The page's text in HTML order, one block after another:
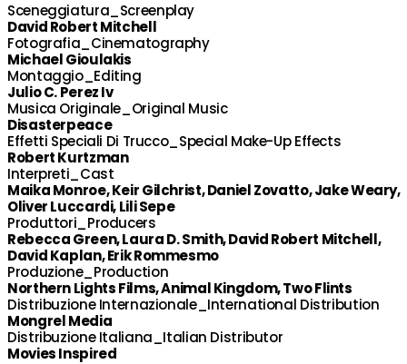
Sceneggiatura_Screenplay
David Robert Mitchell
Fotografia_Cinematography
Michael Gioulakis
Montaggio_Editing
Julio C. Perez Iv
Musica Originale_Original Music
Disasterpeace
Effetti Speciali Di Trucco_Special Make-Up Effects
Robert Kurtzman
Interpreti_Cast
Maika Monroe, Keir Gilchrist, Daniel Zovatto, Jake Weary,
Oliver Luccardi, Lili Sepe
Produttori_Producers
Rebecca Green, Laura D. Smith, David Robert Mitchell,
David Kaplan, Erik Rommesmo
Produzione_Production
Northern Lights Films, Animal Kingdom, Two Flints
Distribuzione Internazionale_International Distribution
Mongrel Media
Distribuzione Italiana_Italian Distributor
Movies Inspired